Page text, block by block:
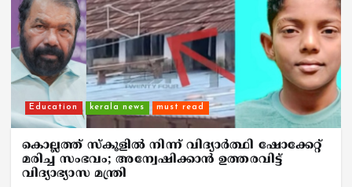
Education kerala news must read
കൊല്ലത്ത് സ്കൂളിൽ നിന്ന് വിദ്യാർത്ഥി ഷോക്കേറ്റ്
മരിച്ച സംഭവം; അന്വേഷിക്കാൻ ഉത്തരവിട്ട്
വിദ്യാഭ്യാസ മന്ത്രി